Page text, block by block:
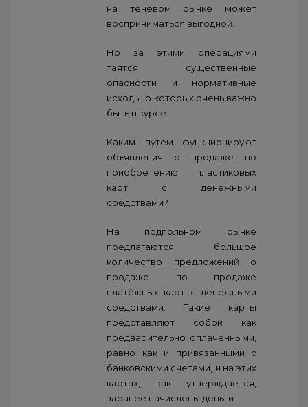
на теневом рынке может
восприниматься выгодной.
Но за этими операциями
таятся существенные
опасности и нормативные
исходы, о которых очень важно
быть в курсе.
Каким путём функционируют
объявления о продаже по
приобретению пластиковых
карт с денежными
средствами?
На подпольном рынке
предлагаются большое
количество предложений о
продаже по продаже
платёжных карт с денежными
средствами. Такие карты
представляют собой как
предварительно оплаченными,
равно как и привязанными с
банковскими счетами, и на этих
картах, как утверждается,
заранее начислены деньги